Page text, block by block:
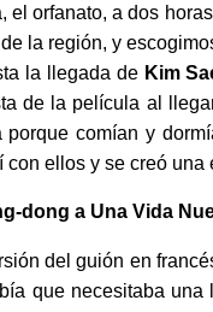
el orfanato, a dos
la región, y
la llegada de Kim
de la película al
comían y
ellos y se creó
dong a Una Vida
del guión en
que necesitaba